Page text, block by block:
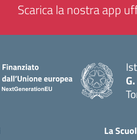
Scarica la nostra app
La